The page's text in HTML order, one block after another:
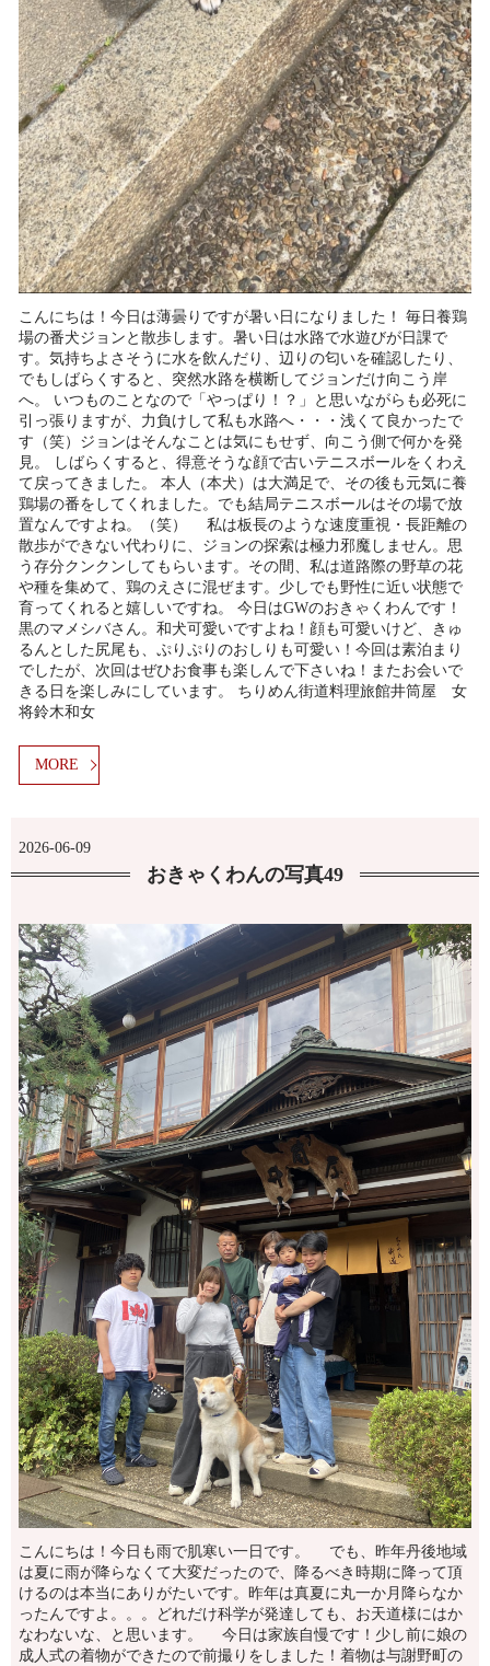
こんにちは！今日は薄曇りですが暑い日になりました！ 毎日養鶏
場の番犬ジョンと散歩します。暑い日は水路で水遊びが日課で
す。気持ちよさそうに水を飲んだり、辺りの匂いを確認したり、
でもしばらくすると、突然水路を横断してジョンだけ向こう岸
へ。 いつものことなので「やっぱり！？」と思いながらも必死に
引っ張りますが、力負けして私も水路へ・・・浅くて良かったで
す（笑）ジョンはそんなことは気にもせず、向こう側で何かを発
見。 しばらくすると、得意そうな顔で古いテニスボールをくわえ
て戻ってきました。 本人（本犬）は大満足で、その後も元気に養
鶏場の番をしてくれました。でも結局テニスボールはその場で放
置なんですよね。（笑） 私は板長のような速度重視・長距離の
散歩ができない代わりに、ジョンの探索は極力邪魔しません。思
う存分クンクンしてもらいます。その間、私は道路際の野草の花
や種を集めて、鶏のえさに混ぜます。少しでも野性に近い状態で
育ってくれると嬉しいですね。 今日はGWのおきゃくわんです！
黒のマメシバさん。和犬可愛いですよね！顔も可愛いけど、きゅ
るんとした尻尾も、ぷりぷりのおしりも可愛い！今回は素泊まり
でしたが、次回はぜひお食事も楽しんで下さいね！またお会いで
きる日を楽しみにしています。 ちりめん街道料理旅館井筒屋 女
将鈴木和女
MORE
2026-06-09
おきゃくわんの写真49
こんにちは！今日も雨で肌寒い一日です。 でも、昨年丹後地域
は夏に雨が降らなくて大変だったので、降るべき時期に降って頂
けるのは本当にありがたいです。昨年は真夏に丸一か月降らなか
ったんですよ。。。どれだけ科学が発達しても、お天道様にはか
なわないな、と思います。 今日は家族自慢です！少し前に娘の
成人式の着物ができたので前撮りをしました！着物は与謝野町の